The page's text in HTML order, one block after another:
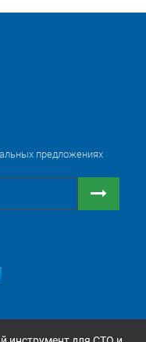
предложениях